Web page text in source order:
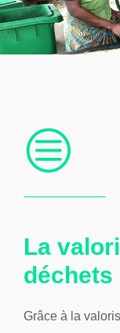
La
déchets
Grâce à la